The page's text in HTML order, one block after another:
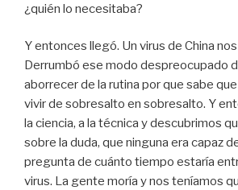
¿quién lo necesitaba?
Y entonces llegó. Un virus de China
Derrumbó ese modo despreocupado
aborrecer de la rutina por que sabe
vivir de sobresalto en sobresalto. Y
la ciencia, a la técnica y descubrimos
sobre la duda, que ninguna era capaz
pregunta de cuánto tiempo estaría
virus. La gente moría y nos teníamos